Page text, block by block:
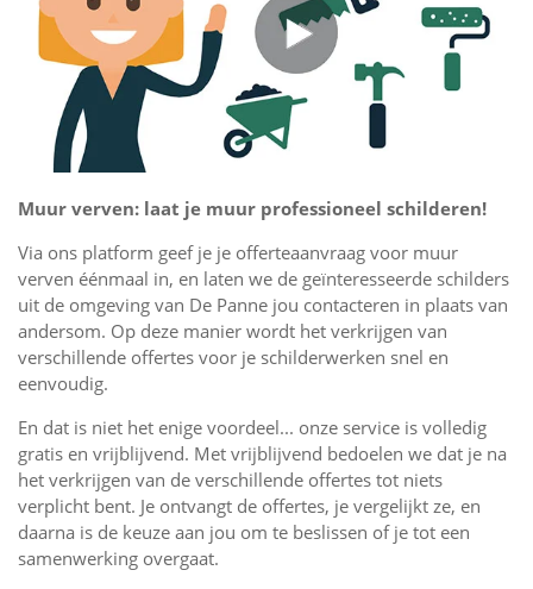
Muur verven: laat je muur professioneel schilderen!
Via ons platform geef je je offerteaanvraag voor muur
verven éénmaal in, en laten we de geïnteresseerde schilders
uit de omgeving van De Panne jou contacteren in plaats van
andersom. Op deze manier wordt het verkrijgen van
verschillende offertes voor je schilderwerken snel en
eenvoudig.
En dat is niet het enige voordeel... onze service is volledig
gratis en vrijblijvend. Met vrijblijvend bedoelen we dat je na
het verkrijgen van de verschillende offertes tot niets
verplicht bent. Je ontvangt de offertes, je vergelijkt ze, en
daarna is de keuze aan jou om te beslissen of je tot een
samenwerking overgaat.